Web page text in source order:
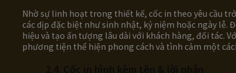
Nhờ sự linh hoạt trong thiết kế, cốc in theo yêu cầu
các dịp đặc biệt như sinh nhật, kỷ niệm hoặc ngày
hiệu và tạo ấn tượng lâu dài với khách hàng, đối tác.
phương tiện thể hiện phong cách và tình cảm một